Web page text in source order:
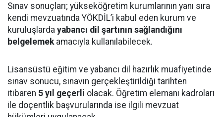
Sınav sonuçları; yükseköğretim kurumlarının yanı sıra
kendi mevzuatında YÖKDİL’i kabul eden kurum ve
kuruluşlarda yabancı dil şartının sağlandığını
belgelemekamacıyla kullanılabilecek.
Lisansüstü eğitim ve yabancı dil hazırlık muafiyetinde
sınav sonucu, sınavın gerçekleştirildiği tarihten
itibaren 5 yıl geçerli olacak. Öğretim elemanı kadroları
ile doçentlik başvurularında ise ilgili mevzuat